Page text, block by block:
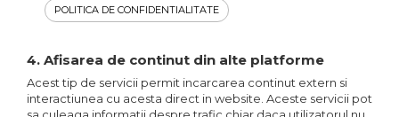
POLITICA DE CONFIDENTIALITATE
4. Afisarea de continut din alte platforme
Acest tip de servicii permit incarcarea continut extern si
interactiunea cu acesta direct in website. Aceste servicii pot